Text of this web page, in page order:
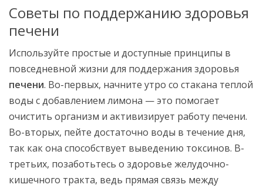
Советы по поддержанию здоровья
печени
Используйте простые и доступные принципы в
повседневной жизни для поддержания здоровья
печени. Во-первых, начните утро со стакана теплой
воды с добавлением лимона — это помогает
очистить организм и активизирует работу печени.
Во-вторых, пейте достаточно воды в течение дня,
так как она способствует выведению токсинов. В-
третьих, позаботьтесь о здоровье желудочно-
кишечного тракта, ведь прямая связь между